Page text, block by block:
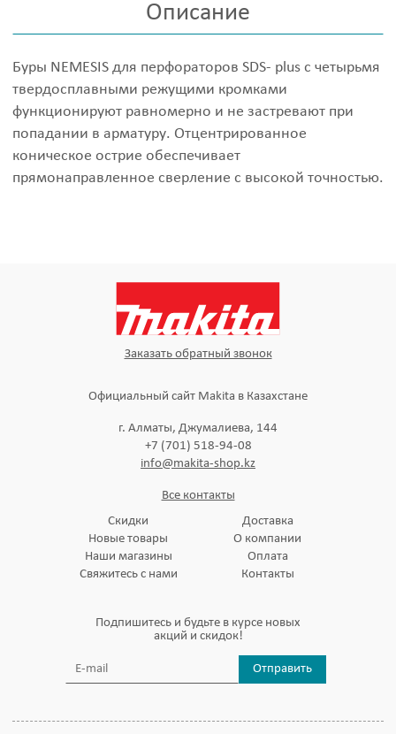
Описание
Буры NEMESIS для перфораторов SDS- plus с четырьмя
твердосплавными режущими кромками
функционируют равномерно и не застревают при
попадании в арматуру. Отцентрированное
коническое острие обеспечивает
прямонаправленное сверление с высокой точностью.
Заказать обратный звонок
Официальный сайт Makita в Казахстане
г. Алматы, Джумалиева, 144
+7 (701) 518-94-08
info@makita-shop.kz
Все контакты
Скидки
Новые товары
Наши магазины
Свяжитесь с нами
Доставка
О компании
Оплата
Контакты
Подпишитесь и будьте в курсе новых
акций и скидок!
Отправить